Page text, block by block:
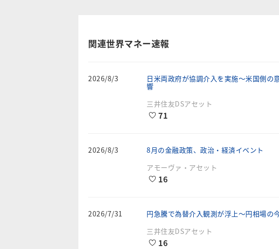
関連世界マネー速報
2026/8/3
日米両政府が協調介入を実施～米国側の
響
三井住友DSアセット
71
2026/8/3
8月の金融政策、政治・経済イベント
アモーヴァ・アセット
16
2026/7/31
円急騰で為替介入観測が浮上～円相場の
三井住友DSアセット
16